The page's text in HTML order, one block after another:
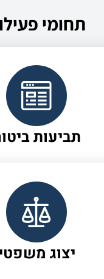
תחומי
תביעות
יצוג